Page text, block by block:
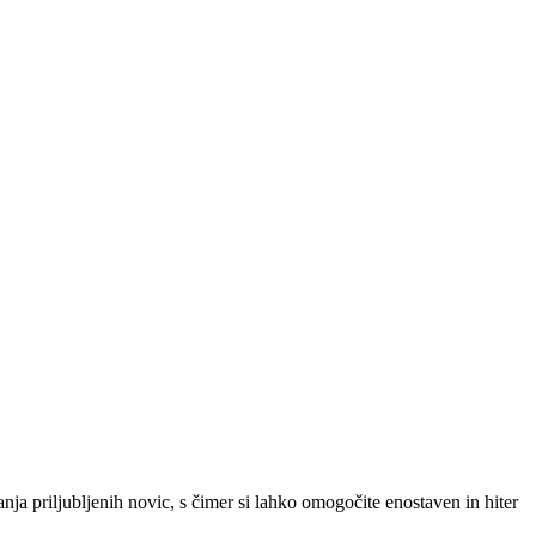
priljubljenih novic, s čimer si lahko omogočite enostaven in hiter